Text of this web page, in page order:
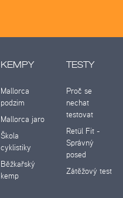
KEMPY
Mallorca
podzim
Mallorca jaro
Škola
cyklistiky
Běžkařský
kemp
TESTY
Proč se
nechat
testovat
Retül Fit -
Správný
posed
Zátěžový test